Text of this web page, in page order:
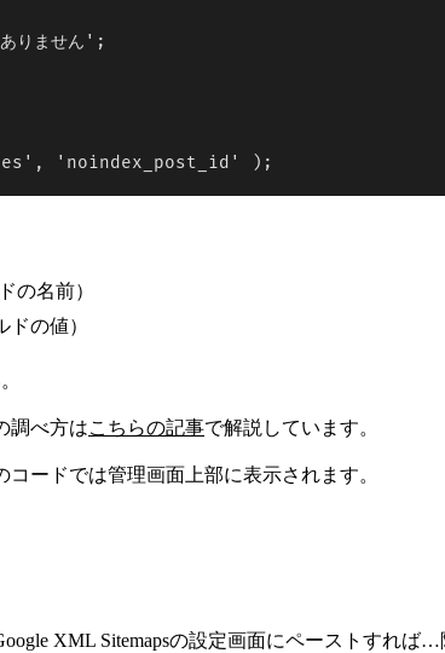
りません';
の名前）
ドの値）
調べ方はこちらの記事で解説しています。
ードでは管理画面上部に表示されます。
XML Sitemapsの設定画面にペーストすれば…